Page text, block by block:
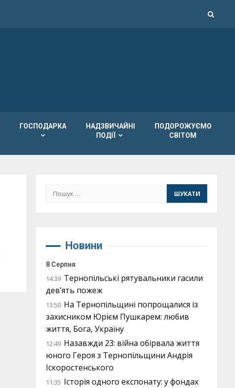
ГОСПОДАРКА
НАДЗВИЧАЙНІ
ПОДІЇ
ПОДОРОЖУЄМО
СВІТОМ
Пошук:
Новини
8 Серпня
14:39 Тернопільські рятувальники гасили
дев’ять пожеж
13:50 На Тернопільщині попрощалися із
захисником Юрієм Пушкарем: любив
життя, Бога, Україну
12:49 Назавжди 23: війна обірвала життя
юного Героя з Тернопільщини Андрія
Іскоростенського
11:35 Історія одного експонату: у фондах